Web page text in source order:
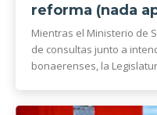
reforma (nada
Mientras el Ministerio de
de consultas junto a
bonaerenses, la